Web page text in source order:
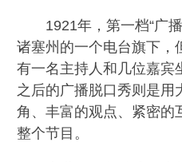
1921年，第一档“广播
诸塞州的一个电台旗下，
有一名主持人和几位嘉宾
之后的广播脱口秀则是用
角、丰富的观点、紧密的
整个节目。